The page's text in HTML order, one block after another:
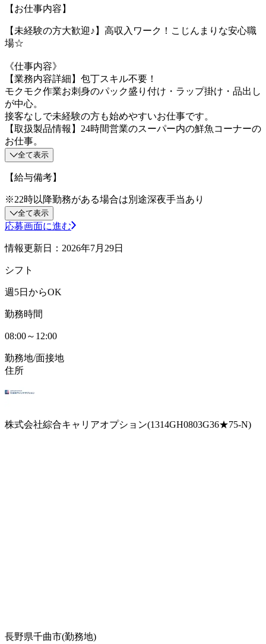
【お仕事内容】
【未経験の方大歓迎♪】高収入ワーク！こじんまりな安心職
場☆
《仕事内容》
【業務内容詳細】包丁スキル不要！
モクモク作業お刺身のパック盛り付け・ラップ掛け・品出し
が中心。
接客なしで未経験の方も始めやすいお仕事です。
【取扱製品情報】24時間営業のスーパー内の鮮魚コーナーの
お仕事。
全て表示
【給与備考】
※22時以降勤務がある場合は別途深夜手当あり
全て表示
応募画面に進む
情報更新日：2026年7月29日
シフト
週5日からOK
勤務時間
08:00～12:00
勤務地/面接地
住所
株式会社綜合キャリアオプション(1314GH0803G36★75-N)
長野県千曲市(勤務地)